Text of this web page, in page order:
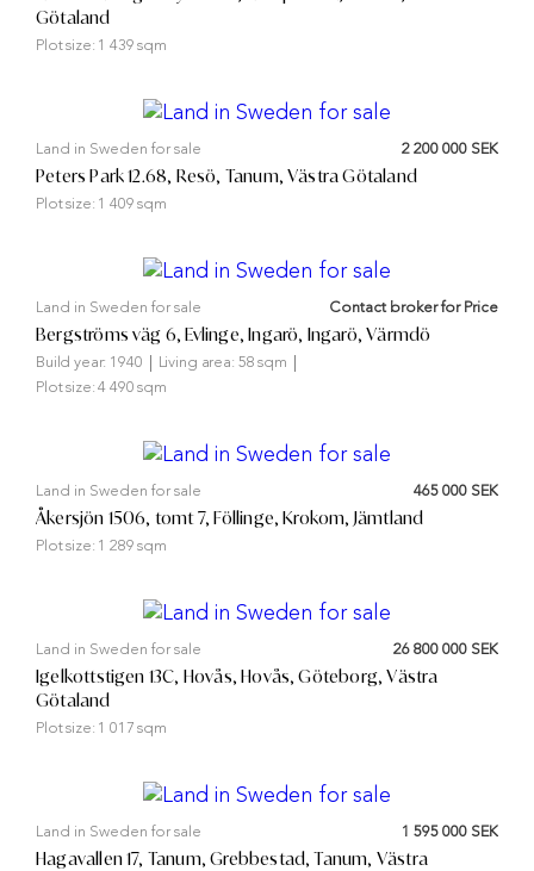
Götaland
Plot size: 1 439 sqm
Land in Sweden for sale 2 200 000 SEK
Peters Park 12.68, Resö, Tanum, Västra Götaland
Plot size: 1 409 sqm
Land in Sweden for sale Contact broker for Price
Bergströms väg 6, Evlinge, Ingarö, Ingarö, Värmdö
Build year: 1940 Living area: 58 sqm
Plot size:4 490 sqm
Land in Sweden for sale 465 000 SEK
Åkersjön 1506, tomt 7, Föllinge, Krokom, Jämtland
Plot size: 1 289 sqm
Land in Sweden for sale 26 800 000 SEK
Igelkottstigen 13C, Hovås, Hovås, Göteborg, Västra
Götaland
Plot size: 1 017 sqm
Land in Sweden for sale 1 595 000 SEK
Hagavallen 17, Tanum, Grebbestad, Tanum, Västra